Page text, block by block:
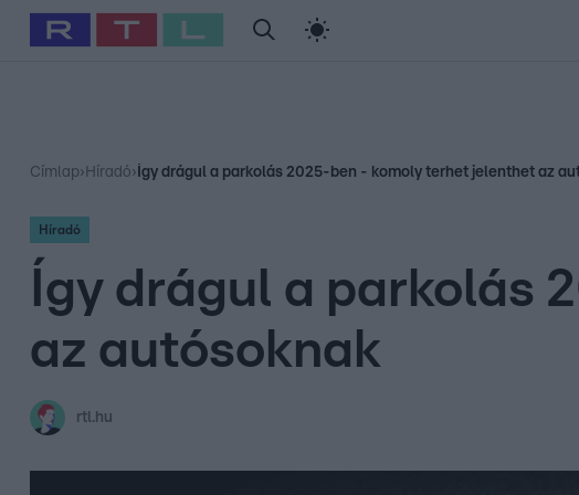
Babits Marcella Szellő István Most Wanted
Címlap› Híradó› Így drágul a parkolás 2025-ben - komoly terhet jelenthet az
Híradó
Így drágul a parkolás
az autósoknak
rtl.hu